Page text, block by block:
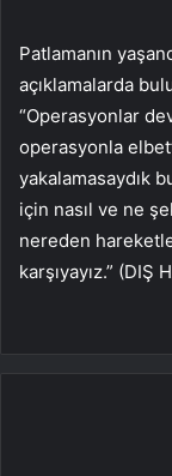
Patlamanın
açıklamalarda
“Operasyonlar
operasyonla
yakalamasaydık
için nasıl ve ne
nereden
karşıyayız.” (DIŞ